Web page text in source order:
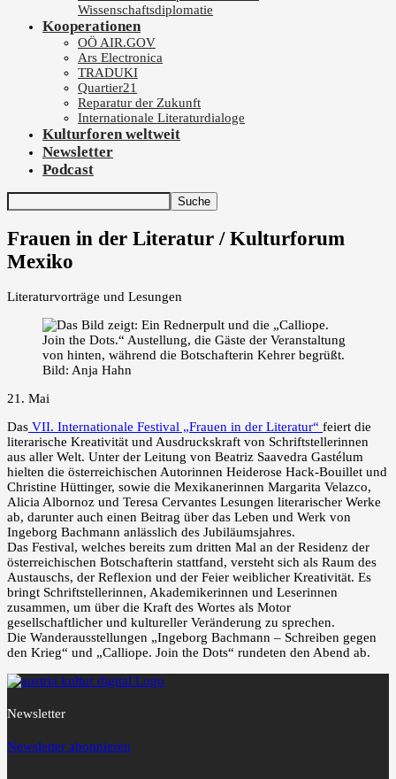
Wissenschaftsdiplomatie
Kooperationen
OÖ AIR.GOV
Ars Electronica
TRADUKI
Quartier21
Reparatur der Zukunft
Internationale Literaturdialoge
Kulturforen weltweit
Newsletter
Podcast
Frauen in der Literatur / Kulturforum
Mexiko
Literaturvorträge und Lesungen
Bild: Anja Hahn
21. Mai
Das VII. Internationale Festival „Frauen in der Literatur“ feiert die
literarische Kreativität und Ausdruckskraft von Schriftstellerinnen
aus aller Welt. Unter der Leitung von Beatriz Saavedra Gastélum
hielten die österreichischen Autorinnen Heiderose Hack-Bouillet und
Christine Hüttinger, sowie die Mexikanerinnen Margarita Velazco,
Alicia Albornoz und Teresa Cervantes Lesungen literarischer Werke
ab, darunter auch einen Beitrag über das Leben und Werk von
Ingeborg Bachmann anlässlich des Jubiläumsjahres.
Das Festival, welches bereits zum dritten Mal an der Residenz der
österreichischen Botschafterin stattfand, versteht sich als Raum des
Austauschs, der Reflexion und der Feier weiblicher Kreativität. Es
bringt Schriftstellerinnen, Akademikerinnen und Leserinnen
zusammen, um über die Kraft des Wortes als Motor
gesellschaftlicher und kultureller Veränderung zu sprechen.
Die Wanderausstellungen „Ingeborg Bachmann – Schreiben gegen
den Krieg“ und „Calliope. Join the Dots“ rundeten den Abend ab.
Newsletter
Newsletter abonnieren